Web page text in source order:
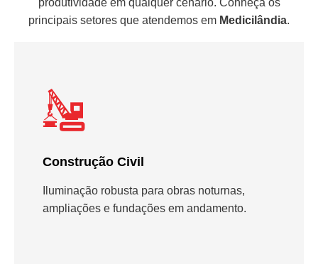
principais setores que atendemos em Medicilândia.
Construção Civil
Iluminação robusta para obras noturnas,
ampliações e fundações em andamento.